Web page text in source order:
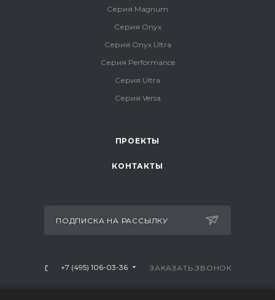
Серия Magnum
Серия Onyx
Серия Onyx Ultra
Серия Performance
Серия Ultra
Серия Versa
ПРОЕКТЫ
КОНТАКТЫ
ПОДПИСКА НА РАССЫЛКУ
+7 (495) 106-03-36 ЗАКАЗАТЬ ЗВОНОК